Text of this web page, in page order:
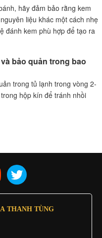
hãy đảm bảo rằng kem
liệu khác một cách nhẹ
đánh kem phù hợp để tạo ra
bảo quản trong bao
trong tủ lạnh trong vòng 2-
hộp kín để tránh nhồi
THANH TÙNG